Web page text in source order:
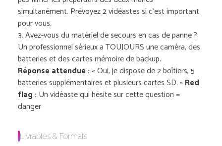
simultanément. Prévoyez 2 vidéastes si c’est important
pour vous.
3. Avez-vous du matériel de secours en cas de panne ?
Un professionnel sérieux a TOUJOURS une caméra, des
batteries et des cartes mémoire de backup.
Réponse attendue : « Oui, je dispose de 2 boîtiers, 5
batteries supplémentaires et plusieurs cartes SD. »Red
flag : Un vidéaste qui hésite sur cette question =
danger
Livrables & Formats